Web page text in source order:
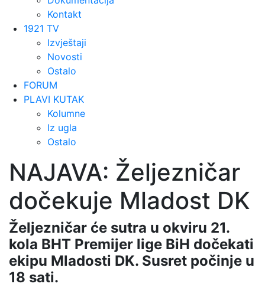
Kontakt
1921 TV
Izvještaji
Novosti
Ostalo
FORUM
PLAVI KUTAK
Kolumne
Iz ugla
Ostalo
NAJAVA: Željezničar
dočekuje Mladost DK
Željezničar će sutra u okviru 21.
kola BHT Premijer lige BiH dočekati
ekipu Mladosti DK. Susret počinje u
18 sati.